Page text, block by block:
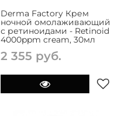
Derma Factory Крем
ночной омолаживающий
с ретиноидами - Retinoid
4000ppm cream, 30мл
2 355 руб.